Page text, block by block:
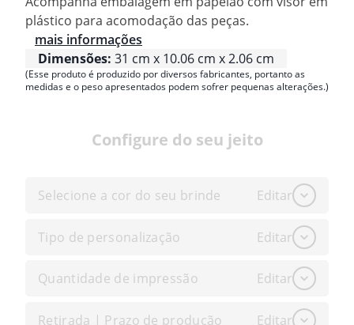
plástico para acomodação das peças.
mais informações
Dimensões: 31 cm x 10.06 cm x 2.06 cm
(Esse produto é produzido por diversos fabricantes, portanto as
medidas e o peso apresentados podem sofrer pequenas alterações.)
Configure do seu jeito
Selecione a cor do seu brinde Editar
Tipo de personalização Editar
Quantidade de impressão Editar
Retirada | Prazo de produção Editar